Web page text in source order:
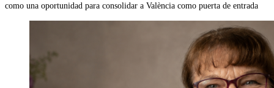
como una oportunidad para consolidar a València como puerta de entrada